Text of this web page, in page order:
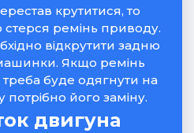
крутитися, то
стерся ремінь приводу.
відкрутити задню
Якщо ремінь
треба буде одягнути на
потрібно його заміну.
двигуна